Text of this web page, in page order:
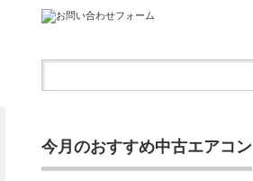
今月のおすすめ中古エアコン